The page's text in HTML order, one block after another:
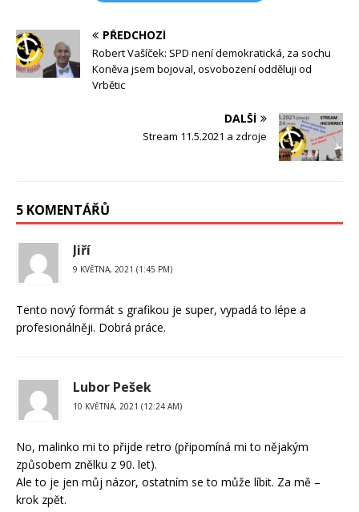
PŘEDCHOZÍ
Robert Vašíček: SPD není demokratická, za sochu
Koněva jsem bojoval, osvobození odděluji od
Vrbětic
DALŠÍ
Stream 11.5.2021 a zdroje
5 KOMENTÁŘŮ
Jiří
9 KVĚTNA, 2021 (1:45 PM)
Tento nový formát s grafikou je super, vypadá to lépe a
profesionálněji. Dobrá práce.
Lubor Pešek
10 KVĚTNA, 2021 (12:24 AM)
No, malinko mi to přijde retro (připomíná mi to nějakým
způsobem znělku z 90. let).
Ale to je jen můj názor, ostatním se to může líbit. Za mě –
krok zpět.